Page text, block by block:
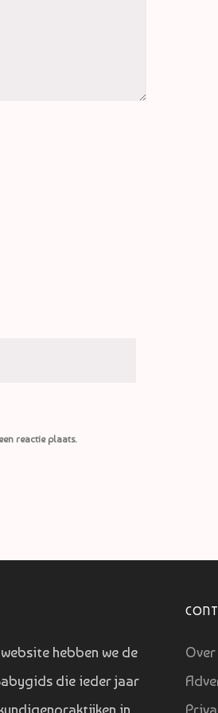
reactie plaats.
hebben we de
die ieder jaar
Over